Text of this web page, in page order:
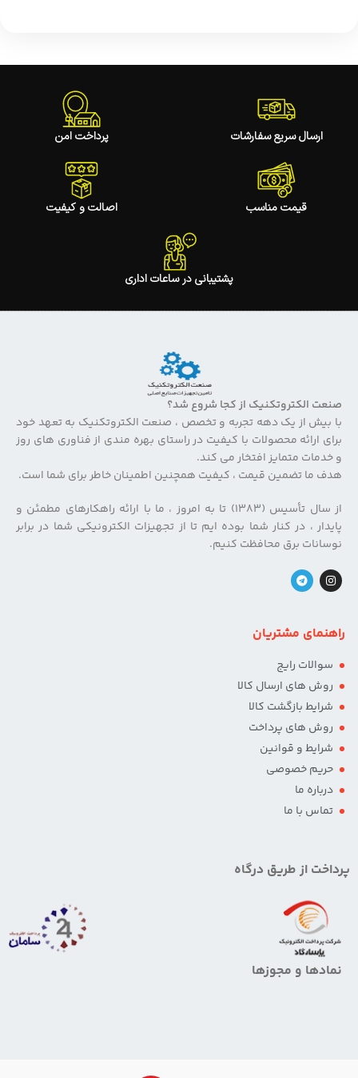
ارسال سریع سفارشات پرداخت امن
قیمت مناسب اصالت و کیفیت
پشتیبانی در ساعات اداری
صنعت الکتروتکنیک از کجا شروع شد؟
با بیش از یک دهه تجربه و تخصص ، صنعت الکتروتکنیک به تعهد خود
برای ارائه محصولات با کیفیت در راستای بهره مندی از فناوری های روز
و خدمات متمایز افتخار می کند.
هدف ما تضمین قیمت ، کیفیت همچنین اطمینان خاطر برای شما است.
از سال تأسیس (۱۳۸۳) تا به امروز ، ما با ارائه راهکارهای مطمئن و
پایدار ، در کنار شما بوده ایم تا از تجهیزات الکترونیکی شما در برابر
نوسانات برق محافظت کنیم.
راهنمای مشتریان
سوالات رایج
روش های ارسال کالا
شرایط بازگشت کالا
روش های پرداخت
شرایط و قوانین
حریم خصوصی
درباره ما
تماس با ما
پرداخت از طریق درگاه
نمادها و مجوزها